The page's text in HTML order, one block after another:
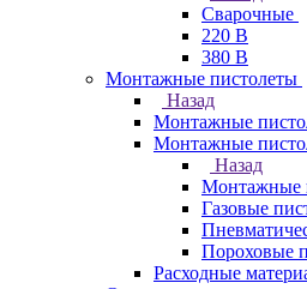
Сварочные
220 В
380 В
Монтажные пистолеты
Назад
Монтажные
Монтажные
Назад
Монтажные
Газовые
Пороховые
Расходные